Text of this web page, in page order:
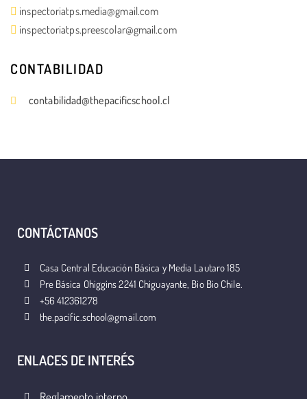
inspectoriatps.media@gmail.com
inspectoriatps.preescolar@gmail.com
CONTABILIDAD
contabilidad@thepacificschool.cl
CONTÁCTANOS
Casa Central Educación Básica y Media Lautaro 185
Pre Básica Ohiggins 2241 Chiguayante, Bio Bio Chile.
+56 412361278
the.pacific.school@gmail.com
ENLACES DE INTERÉS